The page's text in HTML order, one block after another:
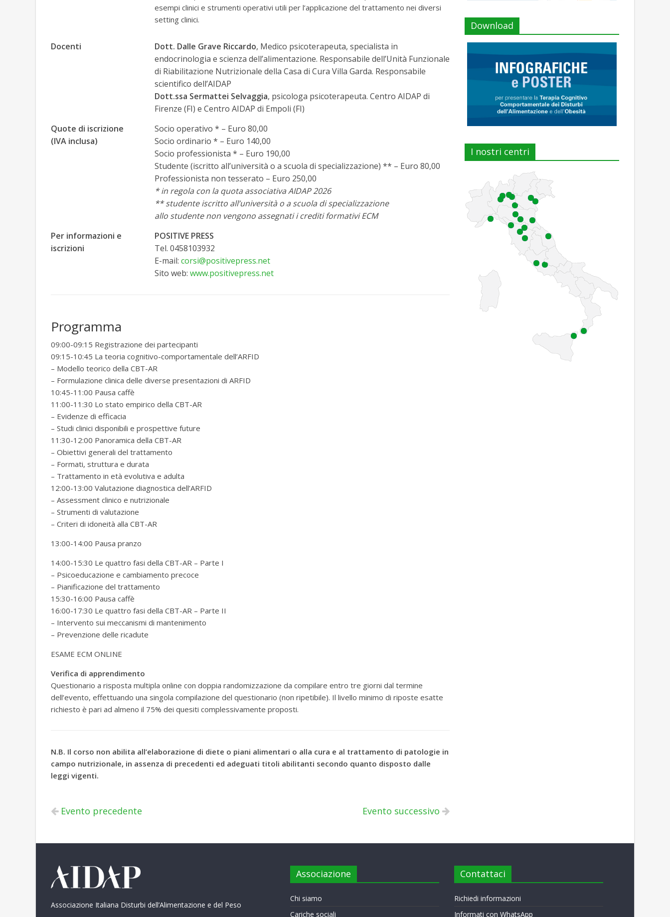
esempi clinici e strumenti operativi utili per l’applicazione del trattamento nei diversi
setting clinici.
Docenti Dott. Dalle Grave Riccardo, Medico psicoterapeuta, specialista in
endocrinologia e scienza dell’alimentazione. Responsabile dell’Unità Funzionale
di Riabilitazione Nutrizionale della Casa di Cura Villa Garda. Responsabile
scientifico dell’AIDAP
Dott.ssa Sermattei Selvaggia, psicologa psicoterapeuta. Centro AIDAP di
Firenze (FI) e Centro AIDAP di Empoli (FI)
Quote di iscrizione
(IVA inclusa)
Socio operativo * – Euro 80,00
Socio ordinario * – Euro 140,00
Socio professionista * – Euro 190,00
Studente (iscritto all’università o a scuola di specializzazione) ** – Euro 80,00
Professionista non tesserato – Euro 250,00
* in regola con la quota associativa AIDAP 2026
** studente iscritto all’università o a scuola di specializzazione
allo studente non vengono assegnati i crediti formativi ECM
Per informazioni e
iscrizioni
POSITIVE PRESS
Tel. 0458103932
E-mail: corsi@positivepress.net
Sito web: www.positivepress.net
Programma
09:00-09:15 Registrazione dei partecipanti
09:15-10:45 La teoria cognitivo-comportamentale dell’ARFID
– Modello teorico della CBT-AR
– Formulazione clinica delle diverse presentazioni di ARFID
10:45-11:00 Pausa caffè
11:00-11:30 Lo stato empirico della CBT-AR
– Evidenze di efficacia
– Studi clinici disponibili e prospettive future
11:30-12:00 Panoramica della CBT-AR
– Obiettivi generali del trattamento
– Formati, struttura e durata
– Trattamento in età evolutiva e adulta
12:00-13:00 Valutazione diagnostica dell’ARFID
– Assessment clinico e nutrizionale
– Strumenti di valutazione
– Criteri di idoneità alla CBT-AR
13:00-14:00 Pausa pranzo
14:00-15:30 Le quattro fasi della CBT-AR – Parte I
– Psicoeducazione e cambiamento precoce
– Pianificazione del trattamento
15:30-16:00 Pausa caffè
16:00-17:30 Le quattro fasi della CBT-AR – Parte II
– Intervento sui meccanismi di mantenimento
– Prevenzione delle ricadute
ESAME ECM ONLINE
Verifica di apprendimento
Questionario a risposta multipla online con doppia randomizzazione da compilare entro tre giorni dal termine
dell’evento, effettuando una singola compilazione del questionario (non ripetibile). Il livello minimo di riposte esatte
richiesto è pari ad almeno il 75% dei quesiti complessivamente proposti.
N.B. Il corso non abilita all’elaborazione di diete o piani alimentari o alla cura e al trattamento di patologie in
campo nutrizionale, in assenza di precedenti ed adeguati titoli abilitanti secondo quanto disposto dalle
leggi vigenti.
Evento precedente Evento successivo
Download
I nostri centri
Associazione Italiana Disturbi dell’Alimentazione e del Peso
Associazione
Chi siamo
Cariche sociali
Contattaci
Richiedi informazioni
Informati con WhatsApp